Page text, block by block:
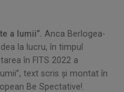
a lumii”. Anca Berlogea-
la lucru, în timpul
în FITS 2022 a
text scris și montat în
Be Spectative!.